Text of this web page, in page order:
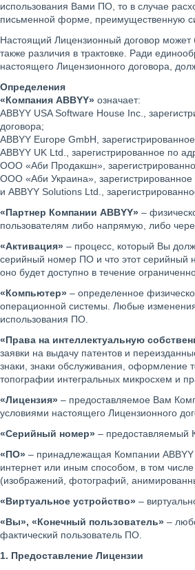
использования Вами ПО, то в случае
письменной форме, преимущественную
Настоящий Лицензионный договор может
также различия в трактовке. Ради
настоящего Лицензионного договора,
Определения
«Компания ABBYY» означает:
ABBYY USA Software House Inc.,
договора;
ABBYY Europe GmbH,
ABBYY UK Ltd., зарегистрированное по
ООО «Аби Продакшн»,
ООО «Аби Украина», зарегистрированное
и ABBYY Solutions Ltd.,
«Партнер Компании ABBYY» –
пользователям либо напрямую, либо
«Активация» – процесс, который Вы
серийный номер ПО и что этот серийный
оно будет доступно в течение
«Компьютер» – определенное
операционной системы. Любые
использования ПО.
«Права на интеллектуальную
заявки на выдачу патентов и
знаки, знаки обслуживания, оформление
топографии интегральных микросхем и
«Лицензия» – предоставляемое Вам
условиями настоящего Лицензионного
«Серийный номер» – предоставляемый
«ПО» – принадлежащая Компании
интернет или иным способом, в том
(изображений, фотографий,
«Виртуальное устройство» –
«Вы», «Конечный пользователь» –
фактический пользователь ПО.
1. Предоставление Лицензии